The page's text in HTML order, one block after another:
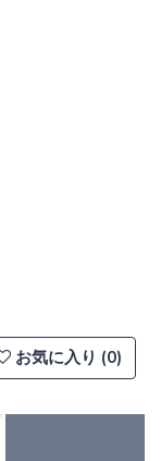
お気に入り (0)